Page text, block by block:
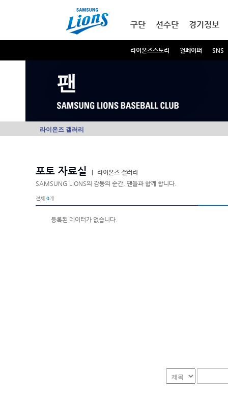
구단 선수단 경기정보
라이온즈스토리 월페이퍼 SNS
팬
라이온즈 갤러리
포토 자료실
라이온즈 갤러리
SAMSUNG LIONS의 감동의 순간, 팬들과 함께 합니다.
전체 0개
등록된 데이터가 없습니다.